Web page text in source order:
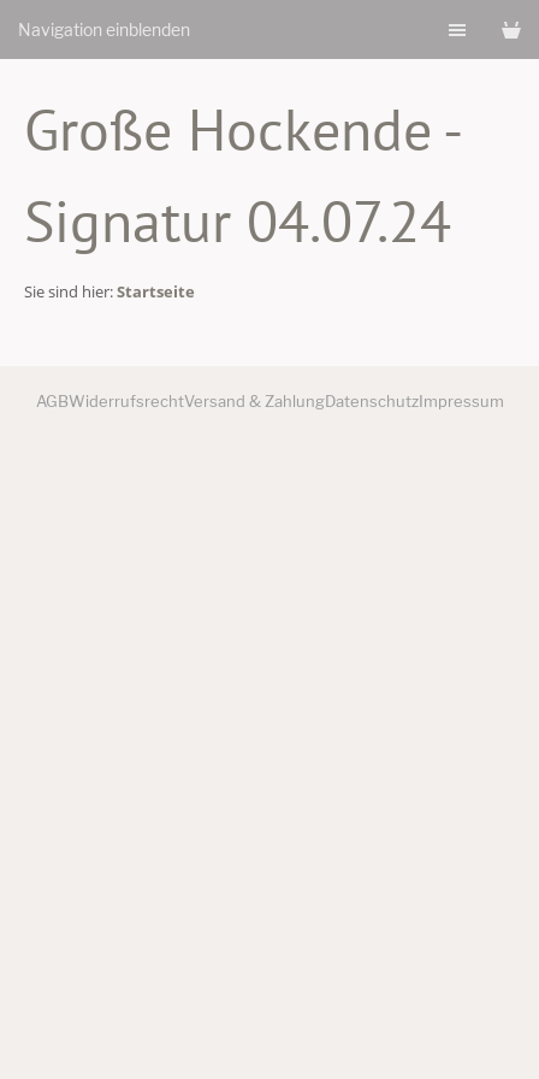
Navigation einblenden
Große Hockende -
Signatur 04.07.24
Sie sind hier:Startseite
AGBWiderrufsrechtVersand & ZahlungDatenschutzImpressum